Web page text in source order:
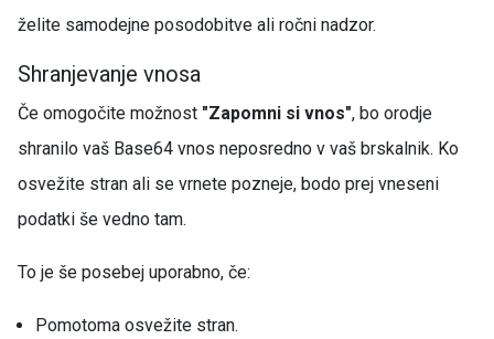
želite samodejne posodobitve ali ročni nadzor.
Shranjevanje vnosa
Če omogočite možnost "Zapomni si vnos", bo orodje
shranilo vaš Base64 vnos neposredno v vaš brskalnik. Ko
osvežite stran ali se vrnete pozneje, bodo prej vneseni
podatki še vedno tam.
To je še posebej uporabno, če:
Pomotoma osvežite stran.